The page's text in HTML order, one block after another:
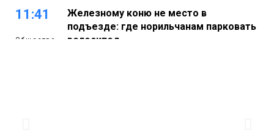
11:41
Общество
Железному коню не место в
подъезде: где норильчанам парковать
велосипед